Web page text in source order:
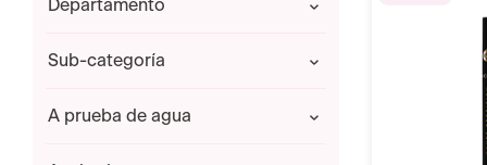
departamento
MAQUILLAJE
sub-categoría
Aguas Micelares y Tónicos
a prueba de agua